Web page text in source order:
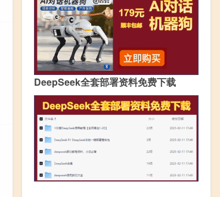
DeepSeek全套部署资料免费下载